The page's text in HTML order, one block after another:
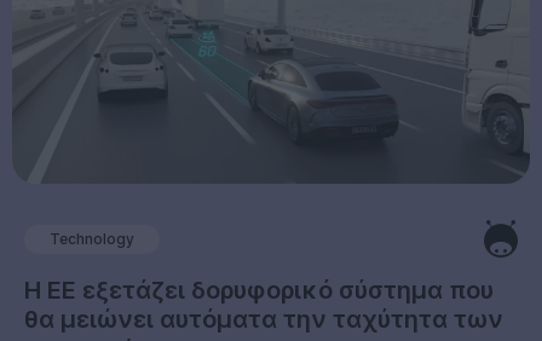
Technology
Η ΕΕ εξετάζει δορυφορικό σύστημα που
θα μειώνει αυτόματα την ταχύτητα των